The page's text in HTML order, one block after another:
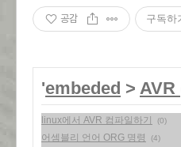
공감 구독하
'embeded > AVR
linux에서 AVR 컴파일하기 (0)
어셈블리 언어 ORG 명령 (4)